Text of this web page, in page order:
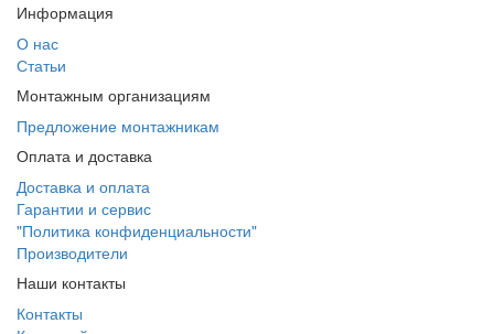
Информация
О нас
Статьи
Монтажным организациям
Предложение монтажникам
Оплата и доставка
Доставка и оплата
Гарантии и сервис
"Политика конфиденциальности"
Производители
Наши контакты
Контакты